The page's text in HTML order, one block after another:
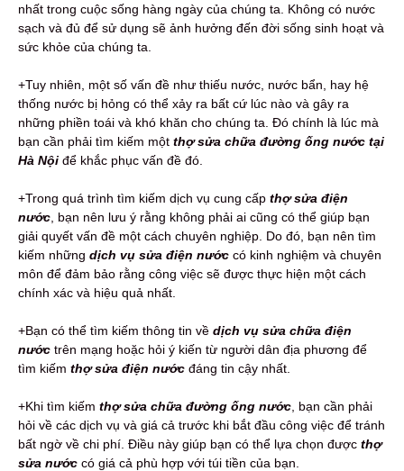
nhất trong cuộc sống hàng ngày của chúng ta. Không có nước
sạch và đủ để sử dụng sẽ ảnh hưởng đến đời sống sinh hoạt và
sức khỏe của chúng ta.
+Tuy nhiên, một số vấn đề như thiếu nước, nước bẩn, hay hệ
thống nước bị hỏng có thể xảy ra bất cứ lúc nào và gây ra
những phiền toái và khó khăn cho chúng ta. Đó chính là lúc mà
bạn cần phải tìm kiếm một thợ sửa chữa đường ống nước tại
Hà Nội để khắc phục vấn đề đó.
+Trong quá trình tìm kiếm dịch vụ cung cấp thợ sửa điện
nước , bạn nên lưu ý rằng không phải ai cũng có thể giúp bạn
giải quyết vấn đề một cách chuyên nghiệp. Do đó, bạn nên tìm
kiếm những dịch vụ sửa điện nước có kinh nghiệm và chuyên
môn để đảm bảo rằng công việc sẽ được thực hiện một cách
chính xác và hiệu quả nhất.
+Bạn có thể tìm kiếm thông tin về dịch vụ sửa chữa điện
nước trên mạng hoặc hỏi ý kiến từ người dân địa phương để
tìm kiếm thợ sửa điện nước đáng tin cậy nhất.
+Khi tìm kiếm thợ sửa chữa đường ống nước , bạn cần phải
hỏi về các dịch vụ và giá cả trước khi bắt đầu công việc để tránh
bất ngờ về chi phí. Điều này giúp bạn có thể lựa chọn được thợ
sửa nước có giá cả phù hợp với túi tiền của bạn.